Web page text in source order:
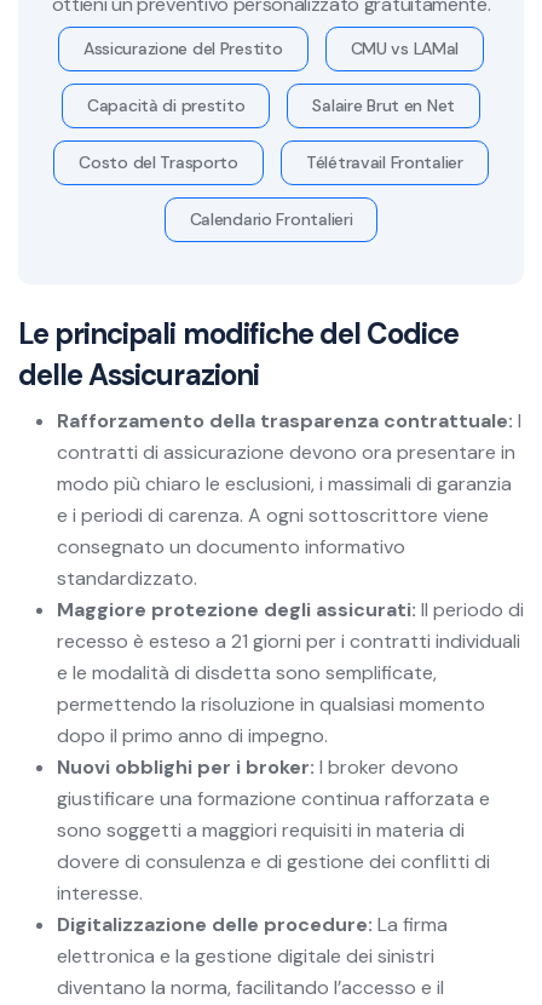
Assicurazione del Prestito CMU vs LAMal
Capacità di prestito Salaire Brut en Net
Costo del Trasporto Télétravail Frontalier
Calendario Frontalieri
Le principali modifiche del Codice
delle Assicurazioni
Rafforzamento della trasparenza contrattuale: I
contratti di assicurazione devono ora presentare in
modo più chiaro le esclusioni, i massimali di garanzia
e i periodi di carenza. A ogni sottoscrittore viene
consegnato un documento informativo
standardizzato.
Maggiore protezione degli assicurati: Il periodo di
recesso è esteso a 21 giorni per i contratti individuali
e le modalità di disdetta sono semplificate,
permettendo la risoluzione in qualsiasi momento
dopo il primo anno di impegno.
Nuovi obblighi per i broker: I broker devono
giustificare una formazione continua rafforzata e
sono soggetti a maggiori requisiti in materia di
dovere di consulenza e di gestione dei conflitti di
interesse.
Digitalizzazione delle procedure: La firma
elettronica e la gestione digitale dei sinistri
diventano la norma, facilitando l’accesso e il